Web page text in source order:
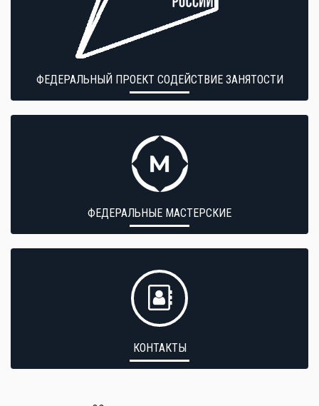
ФЕДЕРАЛЬНЫЙ ПРОЕКТ СОДЕЙСТВИЕ ЗАНЯТОСТИ
ФЕДЕРАЛЬНЫЕ МАСТЕРСКИЕ
КОНТАКТЫ